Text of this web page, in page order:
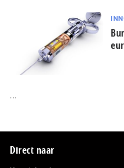
...
Footer
Direct naar